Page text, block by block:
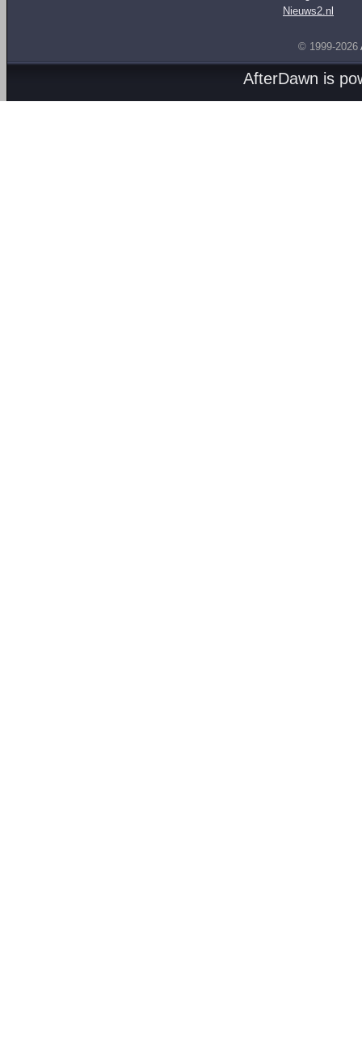
Nieuws2.nl
© 1999-2026
AfterDawn is